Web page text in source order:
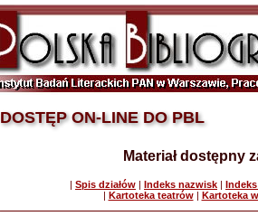
DOSTĘP ON-LINE DO PBL
Materiał dostępny
| Spis działów | Indeks nazwisk |
| Kartoteka teatrów| Kartoteka